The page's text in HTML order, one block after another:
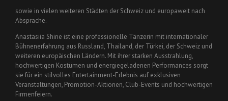
sowie in vielen weiteren Städten der Schweiz und europaweit nach
Absprache.
Anastasiia Shine ist eine professionelle Tänzerin mit internationaler
Bühnenerfahrung aus Russland, Thailand, der Türkei, der Schweiz und
weiteren europäischen Ländern. Mit ihrer starken Ausstrahlung,
hochwertigen Kostümen und energiegeladenen Performances sorgt
sie für ein stilvolles Entertainment-Erlebnis auf exklusiven
Veranstaltungen, Promotion-Aktionen, Club-Events und hochwertigen
Firmenfeiern.